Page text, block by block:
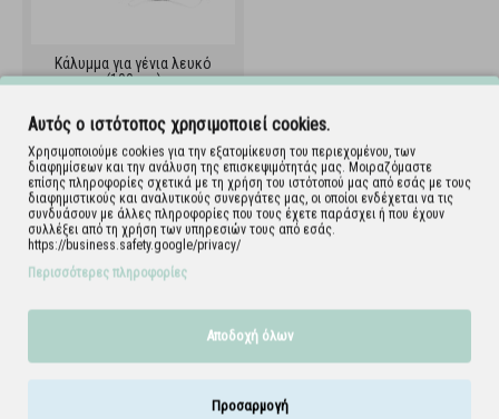
Κάλυμμα για γένια λευκό
(100τεμ)
Εμφάνιση 1 έως 1 από 1 (1 Σελ.)
Αυτός ο ιστότοπος χρησιμοποιεί cookies.
Χρησιμοποιούμε cookies για την εξατομίκευση του περιεχομένου, των
διαφημίσεων και την ανάλυση της επισκεψιμότητάς μας. Μοιραζόμαστε
επίσης πληροφορίες σχετικά με τη χρήση του ιστότοπού μας από εσάς με τους
διαφημιστικούς και αναλυτικούς συνεργάτες μας, οι οποίοι ενδέχεται να τις
συνδυάσουν με άλλες πληροφορίες που τους έχετε παράσχει ή που έχουν
συλλέξει από τη χρήση των υπηρεσιών τους από εσάς.
https://business.safety.google/privacy/
Περισσότερες πληροφορίες
Αποδοχή όλων
Προσαρμογή